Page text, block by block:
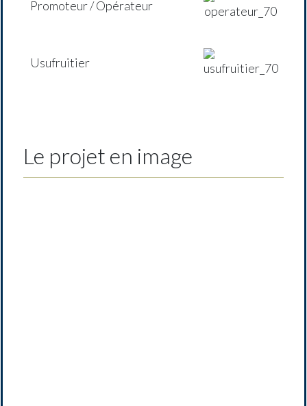
Promoteur / Opérateur
Usufruitier
Le projet en image